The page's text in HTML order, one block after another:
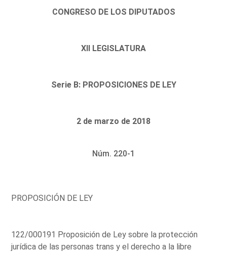
CONGRESO DE LOS DIPUTADOS
XII LEGISLATURA
Serie B: PROPOSICIONES DE LEY
2 de marzo de 2018
Núm. 220-1
PROPOSICIÓN DE LEY
122/000191 Proposición de Ley sobre la protección
jurídica de las personas trans y el derecho a la libre